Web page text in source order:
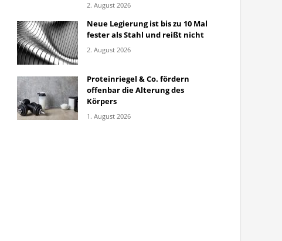
2. August 2026
Neue Legierung ist bis zu 10 Mal
fester als Stahl und reißt nicht
2. August 2026
Proteinriegel & Co. fördern
offenbar die Alterung des
Körpers
1. August 2026